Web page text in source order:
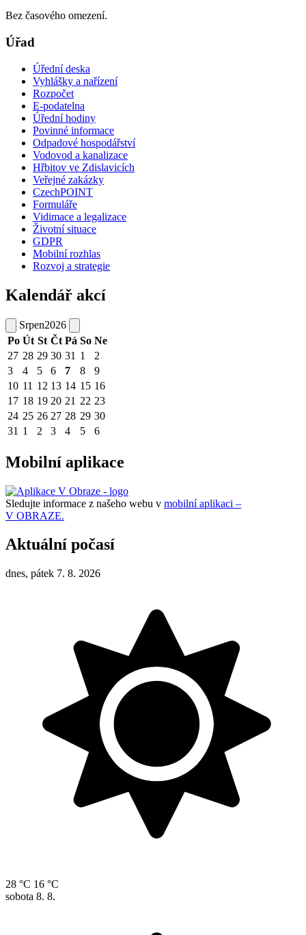
Bez časového omezení.
Úřad
Úřední deska
Vyhlášky a nařízení
Rozpočet
E-podatelna
Úřední hodiny
Povinné informace
Odpadové hospodářství
Vodovod a kanalizace
Hřbitov ve Zdislavicích
Veřejné zakázky
CzechPOINT
Formuláře
Vidimace a legalizace
Životní situace
GDPR
Mobilní rozhlas
Rozvoj a strategie
Kalendář akcí
Srpen2026
Po Út St Čt Pá So Ne
27 28 29 30 31 1
2
3
4 5 6 7 8
9
10 11 12 13 14 15 16
17 18 19 20 21 22 23
24 25 26 27 28 29 30
31 1 2 3 4 5 6
Mobilní aplikace
Sledujte informace z našeho webu v mobilní aplikaci –
V OBRAZE.
Aktuální počasí
dnes, pátek 7. 8. 2026
28 °C 16 °C
sobota 8. 8.